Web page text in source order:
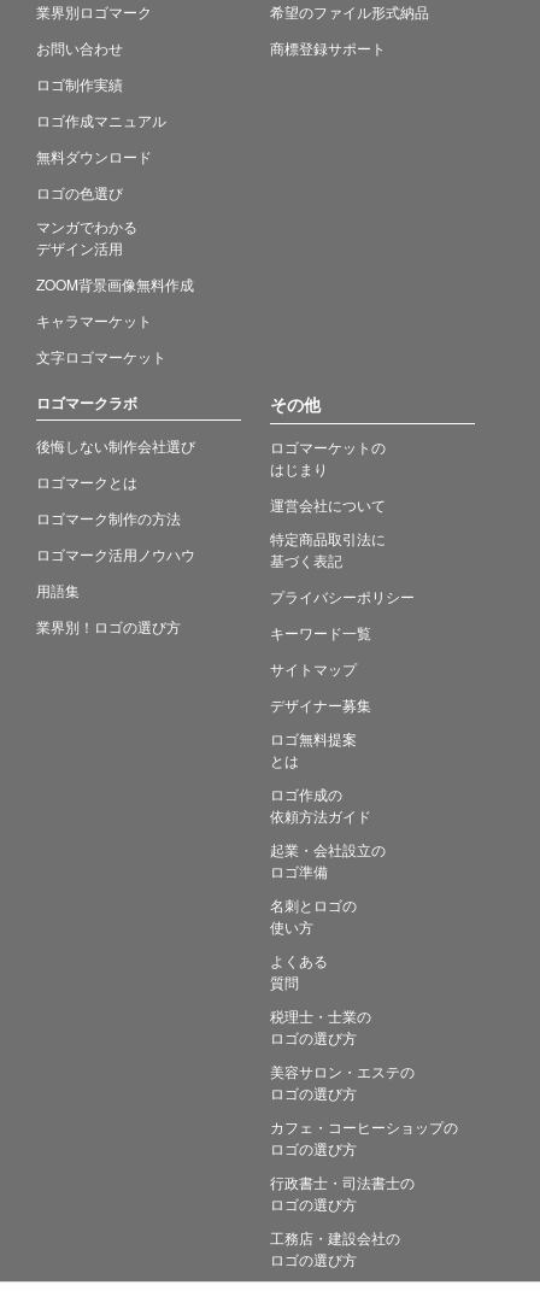
業界別ロゴマーク
お問い合わせ
ロゴ制作実績
ロゴ作成マニュアル
無料ダウンロード
ロゴの色選び
マンガでわかる
デザイン活用
ZOOM背景画像無料作成
キャラマーケット
文字ロゴマーケット
希望のファイル形式納品
商標登録サポート
ロゴマークラボ
後悔しない制作会社選び
ロゴマークとは
ロゴマーク制作の方法
ロゴマーク活用ノウハウ
用語集
業界別！ロゴの選び方
その他
ロゴマーケットの
はじまり
運営会社について
特定商品取引法に
基づく表記
プライバシーポリシー
キーワード一覧
サイトマップ
デザイナー募集
ロゴ無料提案
とは
ロゴ作成の
依頼方法ガイド
起業・会社設立の
ロゴ準備
名刺とロゴの
使い方
よくある
質問
税理士・士業の
ロゴの選び方
美容サロン・エステの
ロゴの選び方
カフェ・コーヒーショップの
ロゴの選び方
行政書士・司法書士の
ロゴの選び方
工務店・建設会社の
ロゴの選び方